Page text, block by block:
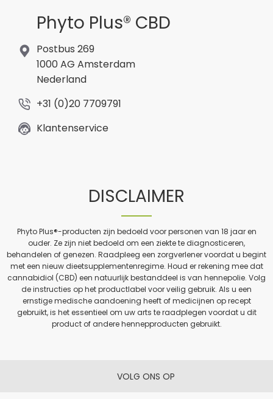
Phyto Plus® CBD
Postbus 269
1000 AG Amsterdam
Nederland
+31 (0)20 7709791
Klantenservice
DISCLAIMER
Phyto Plus®-producten zijn bedoeld voor personen van 18 jaar en
ouder. Ze zijn niet bedoeld om een ziekte te diagnosticeren,
behandelen of genezen. Raadpleeg een zorgverlener voordat u begint
met een nieuw dieetsupplementenregime. Houd er rekening mee dat
cannabidiol (CBD) een natuurlijk bestanddeel is van hennepolie. Volg
de instructies op het productlabel voor veilig gebruik. Als u een
ernstige medische aandoening heeft of medicijnen op recept
gebruikt, is het essentieel om uw arts te raadplegen voordat u dit
product of andere hennepproducten gebruikt.
VOLG ONS OP